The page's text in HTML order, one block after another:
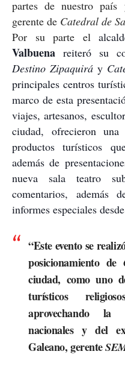
partes de nuestro
gerente de Catedral de
Por su parte el
Valbuena reiteró su
Destino Zipaquiráy
principales centros
marco de esta
viajes, artesanos,
ciudad, ofrecieron
productos turísticos
además de
nueva sala teatro
comentarios, además
informes especiales
“Este evento se
posicionamiento de
ciudad, como uno
turísticos
aprovechando la
nacionales y del
Galeano, gerente